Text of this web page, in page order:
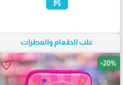
علب الطعام والمطرات
favorite_border -20%